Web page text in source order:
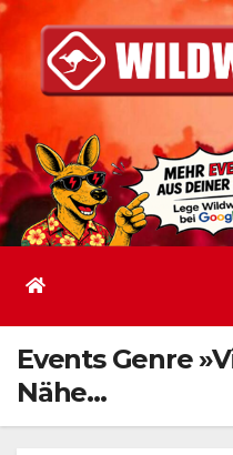
Inhalt
springen
Events Genre
Nähe…